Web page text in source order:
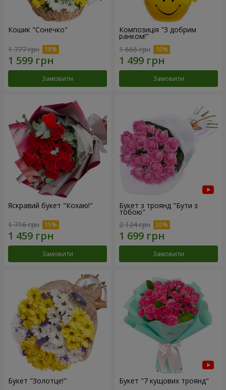
Кошик "Сонечко"
1 777 грн
Замовити
Композиція "З добрим
ранком!"
1 666 грн
Замовити
Яскравий букет "Кохаю!"
1 716 грн
Замовити
Букет з троянд "Бути з
тобою"
2 124 грн
Замовити
Букет "Золотце!" Букет "7 кущових троянд"